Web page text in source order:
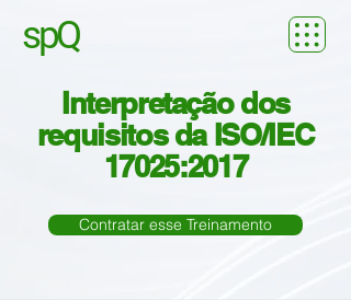
spQ
Interpretação dos
requisitos da ISO/IEC
17025:2017
Contratar esse Treinamento